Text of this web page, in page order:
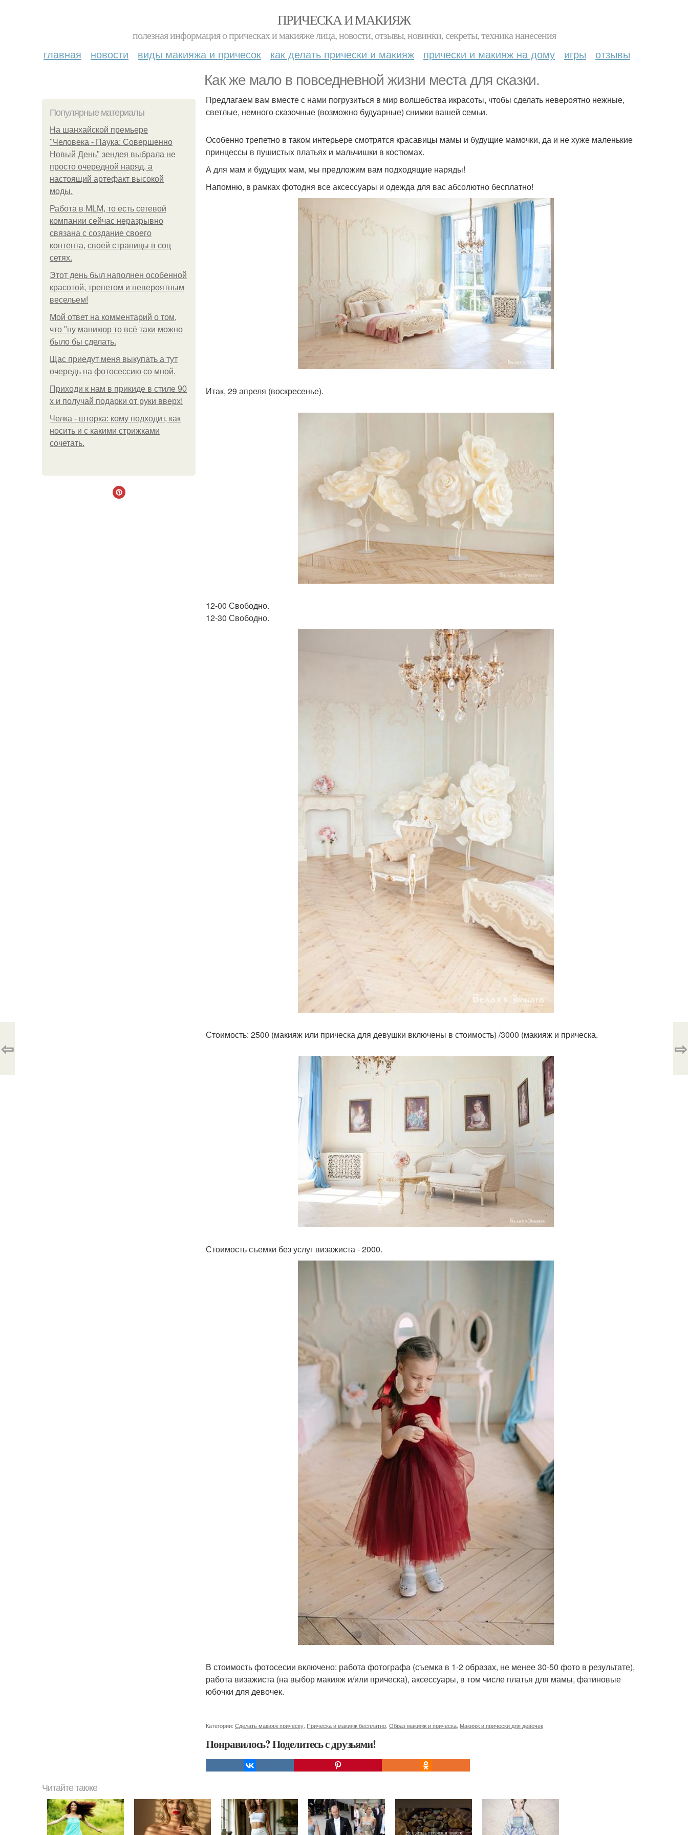
ПРИЧЕСКА И МАКИЯЖ
полезная информация о прическах и макияже лица, новости, отзывы, новинки, секреты, техника нанесения
главная новости виды макияжа и причесок как делать прически и макияж прически и макияж на дому игры отзывы
Как же мало в повседневной жизни места для сказки.
Популярные материалы
На шанхайской премьере
"Человека - Паука: Совершенно
Новый День" зендея выбрала не
просто очередной наряд, а
настоящий артефакт высокой
моды.
Работа в MLM, то есть сетевой
компании сейчас неразрывно
связана с создание своего
контента, своей страницы в соц
сетях.
Этот день был наполнен особенной
красотой, трепетом и невероятным
весельем!
Мой ответ на комментарий о том,
что "ну маникюр то всё таки можно
было бы сделать.
Щас приедут меня выкупать а тут
очередь на фотосессию со мной.
Приходи к нам в прикиде в стиле 90
х и получай подарки от руки вверх!
Челка - шторка: кому подходит, как
носить и с какими стрижками
сочетать.
Предлагаем вам вместе с нами погрузиться в мир волшебства икрасоты, чтобы сделать невероятно нежные,
светлые, немного сказочные (возможно будуарные) снимки вашей семьи.
Особенно трепетно в таком интерьере смотрятся красавицы мамы и будущие мамочки, да и не хуже маленькие
принцессы в пушистых платьях и мальчишки в костюмах.
А для мам и будущих мам, мы предложим вам подходящие наряды!
Напомню, в рамках фотодня все аксессуары и одежда для вас абсолютно бесплатно!
Итак, 29 апреля (воскресенье).
12-00 Свободно.
12-30 Свободно.
Стоимость: 2500 (макияж или прическа для девушки включены в стоимость) /3000 (макияж и прическа.
Стоимость съемки без услуг визажиста - 2000.
В стоимость фотосесии включено: работа фотографа (съемка в 1-2 образах, не менее 30-50 фото в результате),
работа визажиста (на выбор макияж и/или прическа), аксессуары, в том числе платья для мамы, фатиновые
юбочки для девочек.
Категории: Сделать макияж прическу Прическа и макияж бесплатно Образ макияж и прическа Макияж и прически для девочек
Понравилось? Поделитесь с друзьями!
⇦ ⇨
Читайте также